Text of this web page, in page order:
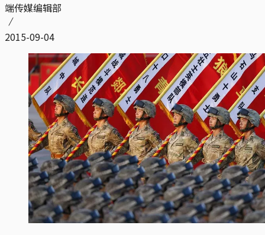
端传媒编辑部
2015-09-04